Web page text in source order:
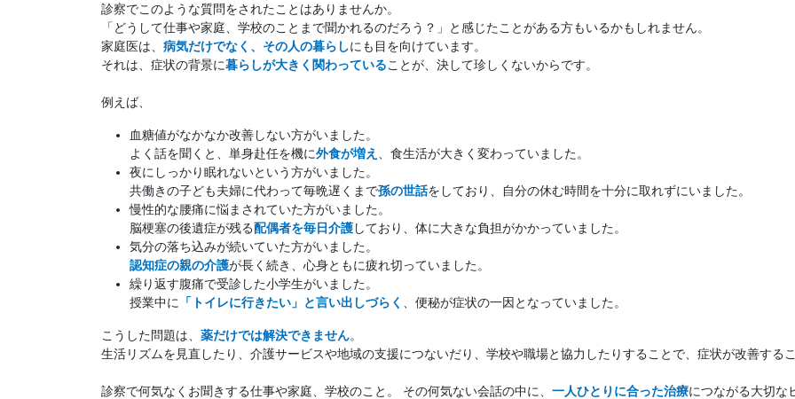
診察でこのような質問をされたことはありませんか。
「どうして仕事や家庭、学校のことまで聞かれるのだろう？」と感じたことがある方もいるかもしれません。
家庭医は、 病気だけでなく、その人の暮らしにも目を向けています。
それは、症状の背景に暮らしが大きく関わっていることが、決して珍しくないからです。
例えば、
血糖値がなかなか改善しない方がいました。
よく話を聞くと、単身赴任を機に外食が増え
、食生活が大きく変わっていました。
夜にしっかり眠れないという方がいました。
共働きの子ども夫婦に代わって毎晩遅くまで孫の世話をしており、自分の休む時間を十分に取れずにいました。
慢性的な腰痛に悩まされていた方がいました。
脳梗塞の後遺症が残る配偶者を毎日介護しており、体に大きな負担がかかっていました。
気分の落ち込みが続いていた方がいました。
認知症の親の介護が長く続き、心身ともに疲れ切っていました。
繰り返す腹痛で受診した小学生がいました。
授業中に
「トイレに行きたい」と言い出しづらく 、便秘が症状の一因となっていました。
こうした問題は、 薬だけでは解決できません。
生活リズムを見直したり、介護サービスや地域の支援につないだり、学校や職場と協力したりすることで、症状が改善する
診察で何気なくお聞きする仕事や家庭、学校のこと。 その何気ない会話の中に、 一人ひとりに合った治療につながる大切な